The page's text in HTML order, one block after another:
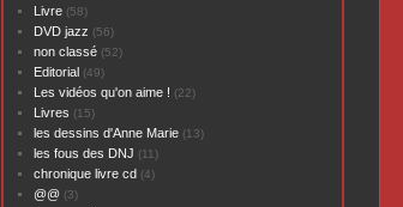
Livre (58)
DVD jazz (56)
non classé (52)
Editorial (49)
Les vidéos qu'on aime ! (22)
Livres (15)
les dessins d'Anne Marie (13)
les fous des DNJ (11)
chronique livre cd (4)
@@ (3)